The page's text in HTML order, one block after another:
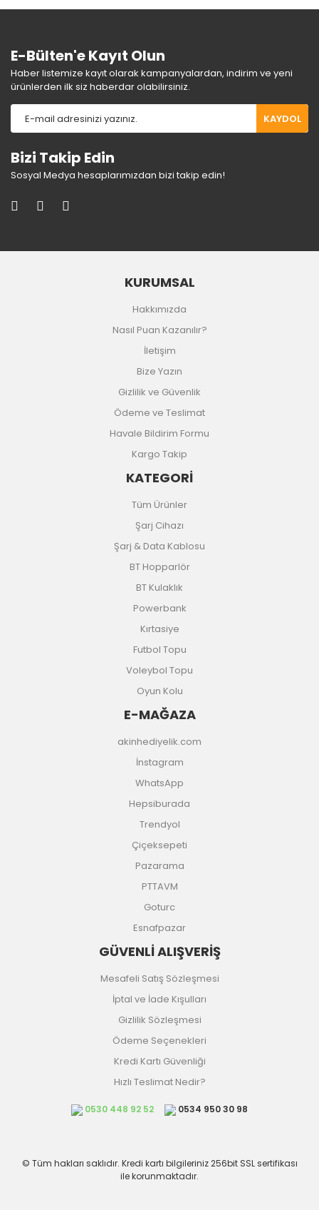
E-Bülten'e Kayıt Olun
Haber listemize kayıt olarak kampanyalardan, indirim ve yeni
ürünlerden ilk siz haberdar olabilirsiniz.
KAYDOL
Bizi Takip Edin
Sosyal Medya hesaplarımızdan bizi takip edin!
KURUMSAL
Hakkımızda
Nasıl Puan Kazanılır?
İletişim
Bize Yazın
Gizlilik ve Güvenlik
Ödeme ve Teslimat
Havale Bildirim Formu
Kargo Takip
KATEGORİ
Tüm Ürünler
Şarj Cihazı
Şarj & Data Kablosu
BT Hopparlör
BT Kulaklık
Powerbank
Kırtasiye
Futbol Topu
Voleybol Topu
Oyun Kolu
E-MAĞAZA
akinhediyelik.com
İnstagram
WhatsApp
Hepsiburada
Trendyol
Çiçeksepeti
Pazarama
PTTAVM
Goturc
Esnafpazar
GÜVENLİ ALIŞVERİŞ
Mesafeli Satış Sözleşmesi
İptal ve İade Kışulları
Gizlilik Sözleşmesi
Ödeme Seçenekleri
Kredi Kartı Güvenliği
Hızlı Teslimat Nedir?
0530 448 92 52 0534 950 30 98
© Tüm hakları saklıdır. Kredi kartı bilgileriniz 256bit SSL sertifikası
ile korunmaktadır.